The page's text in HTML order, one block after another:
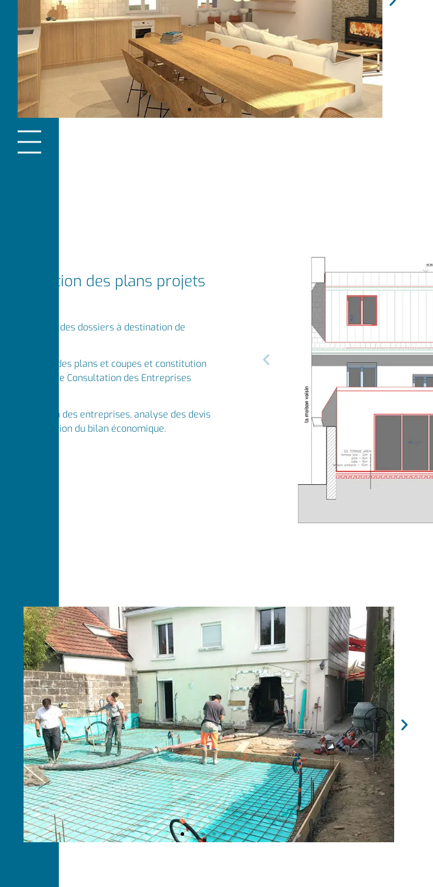
Réalisation des plans projets
Préparation des dossiers à destination de
Réalisation des plans et coupes et constitution
du Dossier de Consultation des Entreprises
Consultation des entreprises, analyse des devis
et présentation du bilan économique.